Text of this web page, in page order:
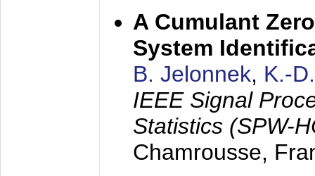
A Cumulant
System
B. Jelonnek, K.-
IEEE Signal
Statistics (SPW-
Chamrousse,